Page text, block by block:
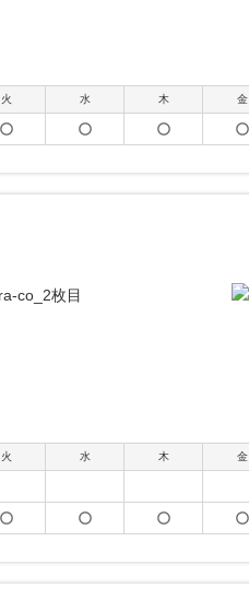
火 水 木 金
火 水 木 金